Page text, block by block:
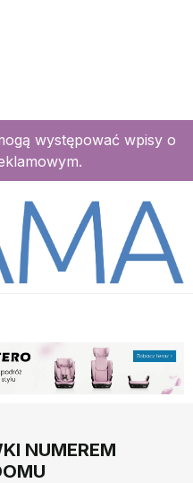
występować wpisy o
NUMEREM